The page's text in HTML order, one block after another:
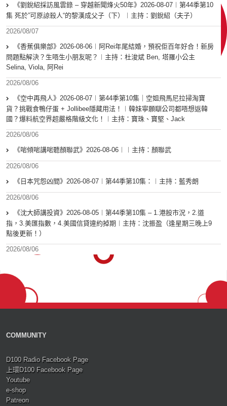
《劉銳紹採訪風雲錄 – 穿越新聞烽火50年》2026-08-07︱第44季第10
集 死於”可原諒殺人“的黎漢成父子（下）︱主持：劉銳紹（夫子）
2026/08/07
《香蕉俱樂部》2026-08-06︱阿Rei年尾結婚，預祝佢百年好合！新房
問題點解決？生唔生小朋友呢？︱主持：杜浚斌 Ben, 塔羅小公主
Selina, Viola, 阿Rei
2026/08/06
《空中再飛人》2026-08-07︱第44季第10集｜空姐飛馬尼拉掃淘寶
貨？挑戰食鴨仔蛋 + Jollibee隱藏用法！︱韓妹寧願瞓公司都唔想返韓
國？爆料航空界超嚴格階級文化！︱主持：寶珠、寶堅、Jack
2026/08/06
《啱傾啱講啱聽顏聯武》2026-08-06︱︱主持：顏聯武
2026/08/06
《日本咒怨凶間》2026-08-07︱第44季第10集：︱主持：藍秀朗
2026/08/06
《沈大師講投資》2026-08-05︱第44季第10集 – 1.港股市況，2.道
指，3.美匯指數，4.美國信貸違約掉期︱主持：沈振盈（逢星期三晚上9
點後更新！）
2026/08/06
COMMUNITY
D100 Radio Facebook Page
上環D100 Facebook Page
Youtube
e-shop
Patreon